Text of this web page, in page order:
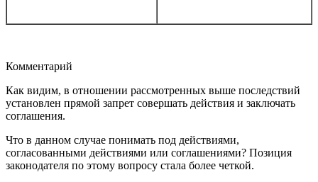
Комментарий
Как видим, в отношении рассмотренных выше последствий
установлен прямой запрет совершать действия и заключать
соглашения.
Что в данном случае понимать под действиями,
согласованными действиями или соглашениями? Позиция
законодателя по этому вопросу стала более четкой.